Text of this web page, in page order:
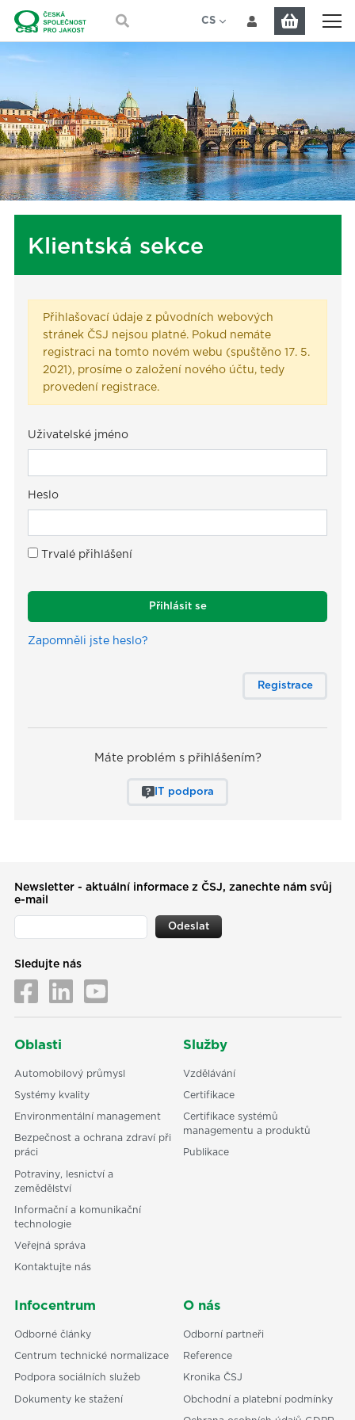
Přeskočit na hlavní obsah
CS
Klientská sekce
Přihlašovací údaje z původních webových
stránek ČSJ nejsou platné. Pokud nemáte
registraci na tomto novém webu (spuštěno 17. 5.
2021), prosíme o založení nového účtu, tedy
provedení registrace.
Uživatelské jméno
Heslo
Trvalé přihlášení
Přihlásit se
Zapomněli jste heslo?
Registrace
Máte problém s přihlášením?
IT podpora
Newsletter - aktuální informace z ČSJ, zanechte nám svůj
e-mail
Odeslat
Sledujte nás
Oblasti
Automobilový průmysl
Systémy kvality
Environmentální management
Bezpečnost a ochrana zdraví při
práci
Potraviny, lesnictví a
zemědělství
Informační a komunikační
technologie
Veřejná správa
Kontaktujte nás
Služby
Vzdělávání
Certifikace
Certifikace systémů
managementu a produktů
Publikace
Infocentrum
Odborné články
Centrum technické normalizace
Podpora sociálních služeb
Dokumenty ke stažení
O nás
Odborní partneři
Reference
Kronika ČSJ
Obchodní a platební podmínky